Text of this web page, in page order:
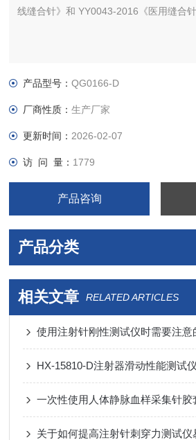
线缝合针》和 YY0043-2016《医用缝合
产品型号：QG0166-D
厂商性质：生产厂家
更新时间： 2026-02-07
访 问 量： 1779
产品咨询
产品分类
相关文章 RELATED ARTICLES
使用注射针刚性测试仪时需要注意
HX-15810-D注射器滑动性能测试
一次性使用人体静脉血样采集针
关于如何提高注射针刺穿力测试